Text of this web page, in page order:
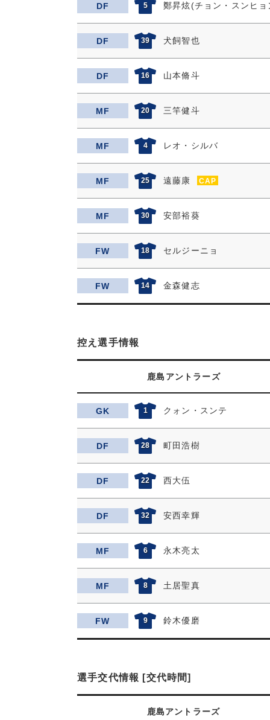
DF 5 鄭昇炫(チョン・スンヒ
DF 39 犬飼智也
DF 16 山本脩斗
MF 20 三竿健斗
MF 4 レオ・シルバ
MF 25 遠藤康 CAP
MF 30 安部裕葵
FW 18 セルジーニョ
FW 14 金森健志
控え選手情報
鹿島アントラーズ
GK 1 クォン・スンテ
DF 28 町田浩樹
DF 22 西大伍
DF 32 安西幸輝
MF 6 永木亮太
MF 8 土居聖真
FW 9 鈴木優磨
選手交代情報 [交代時間]
鹿島アントラーズ